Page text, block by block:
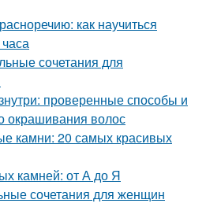
как научиться
сочетания для
проверенные способы и
окрашивания волос
камни: 20 самых красивых
камней: от А до Я
сочетания для женщин